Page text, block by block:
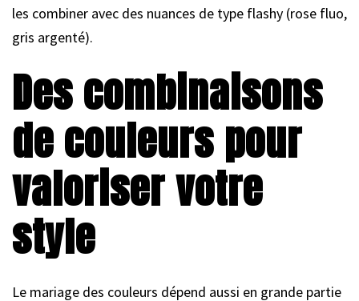
les combiner avec des nuances de type flashy (rose fluo,
gris argenté).
Des combinaisons
de couleurs pour
valoriser votre
style
Le mariage des couleurs dépend aussi en grande partie